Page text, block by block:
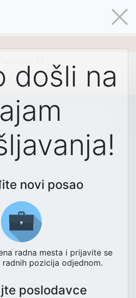
došli na
novi posao
radna mesta i prijavite se
radnih pozicija odjednom.
poslodavce